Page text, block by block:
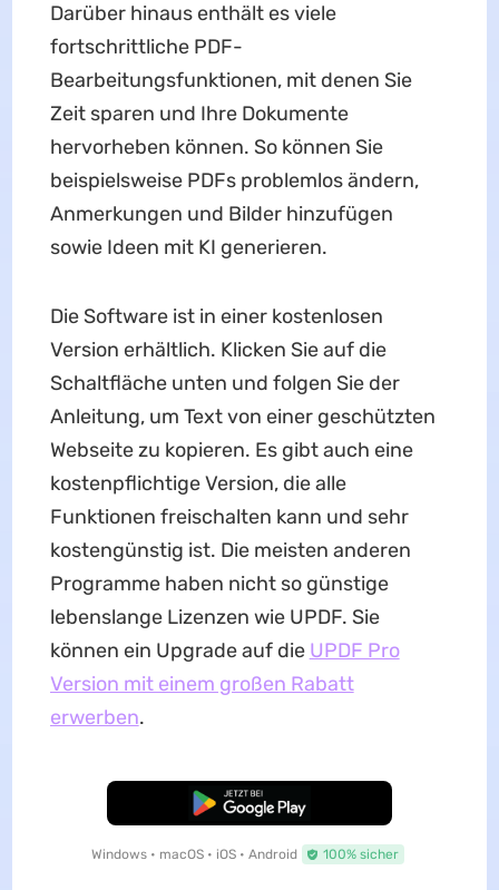
Darüber hinaus enthält es viele
fortschrittliche PDF-
Bearbeitungsfunktionen, mit denen Sie
Zeit sparen und Ihre Dokumente
hervorheben können. So können Sie
beispielsweise PDFs problemlos ändern,
Anmerkungen und Bilder hinzufügen
sowie Ideen mit KI generieren.
Die Software ist in einer kostenlosen
Version erhältlich. Klicken Sie auf die
Schaltfläche unten und folgen Sie der
Anleitung, um Text von einer geschützten
Webseite zu kopieren. Es gibt auch eine
kostenpflichtige Version, die alle
Funktionen freischalten kann und sehr
kostengünstig ist. Die meisten anderen
Programme haben nicht so günstige
lebenslange Lizenzen wie UPDF. Sie
können ein Upgrade auf die UPDF Pro
Version mit einem großen Rabatt
erwerben.
Kostenloser Download
Windows • macOS • iOS • Android 100% sicher